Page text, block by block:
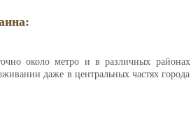
около метро и в различных районах
даже в центральных частях города